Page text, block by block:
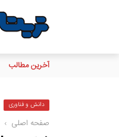
آخرین مطالب
دانش و فناوری
صفحه اصلی ›